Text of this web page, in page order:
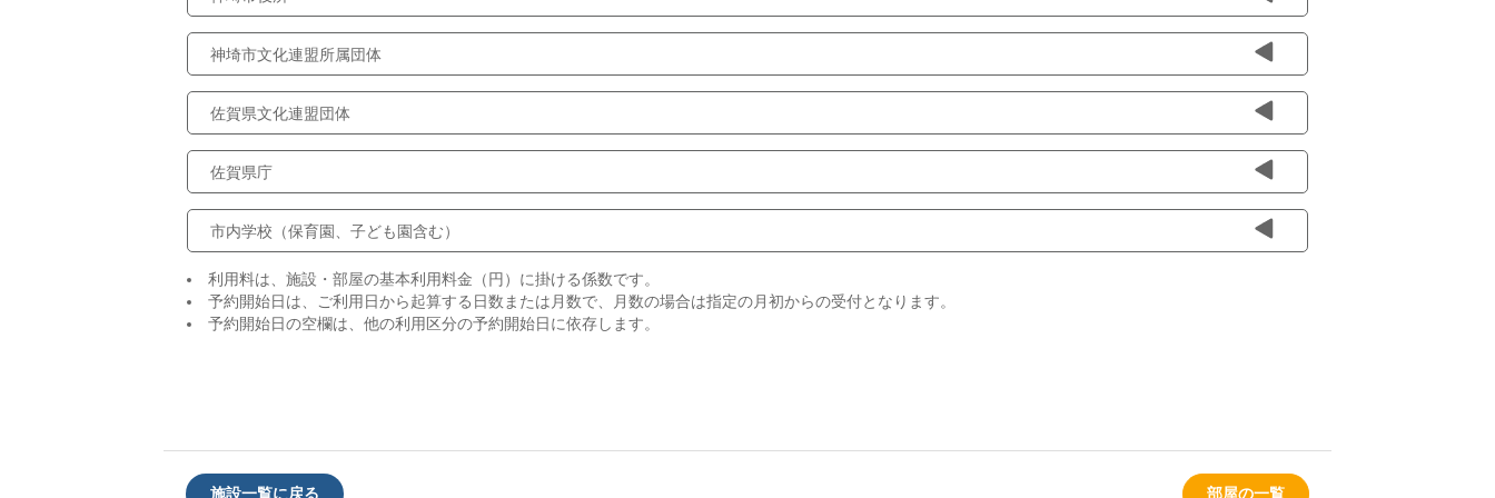
神埼市文化連盟所属団体
佐賀県文化連盟団体
佐賀県庁
市内学校（保育園、子ども園含む）
利用料は、施設・部屋の基本利用料金（円）に掛ける係数です。
予約開始日は、ご利用日から起算する日数または月数で、月数の場合は指定の月初からの受付となります。
予約開始日の空欄は、他の利用区分の予約開始日に依存します。
施設一覧に戻る 部屋の一覧